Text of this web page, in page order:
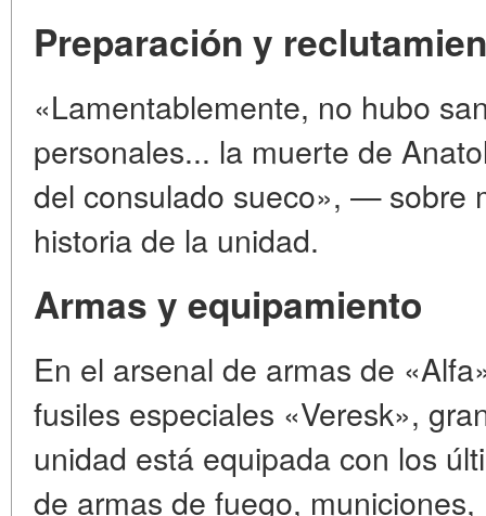
Preparación y
«Lamentablemente, no hubo
personales... la muerte de
del consulado sueco», — sobre
historia de la unidad.
Armas y equipamiento
En el arsenal de armas de
fusiles especiales «Veresk»,
unidad está equipada con los
de armas de fuego,